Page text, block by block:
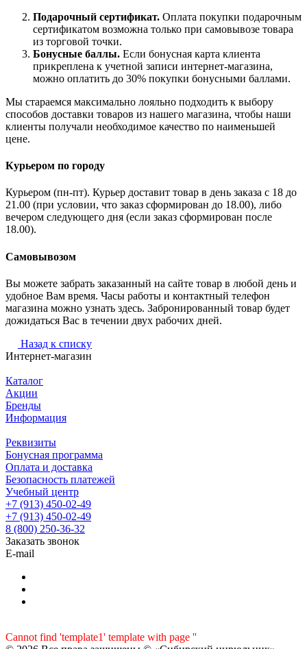
Подарочный сертификат. Оплата покупки подарочным
сертификатом возможна только при самовывозе товара
из торговой точки.
Бонусные баллы. Если бонусная карта клиента
прикреплена к учетной записи интернет-магазина,
можно оплатить до 30% покупки бонусными баллами.
Мы стараемся максимально лояльно подходить к выбору
способов доставки товаров из нашего магазина, чтобы наши
клиенты получали необходимое качество по наименьшей
цене.
Курьером по городу
Курьером (пн-пт). Курьер доставит товар в день заказа с 18 до
21.00 (при условии, что заказ сформирован до 18.00), либо
вечером следующего дня (если заказ сформирован после
18.00).
Самовывозом
Вы можете забрать заказанный на сайте товар в любой день и
удобное Вам время. Часы работы и контактный телефон
магазина можно узнать здесь. Забронированный товар будет
дожидаться Вас в течении двух рабочих дней.
Назад к списку
Интернет-магазин
Каталог
Акции
Бренды
Информация
Реквизиты
Бонусная программа
Оплата и доставка
Безопасность платежей
Учебный центр
+7 (913) 450-02-49
+7 (913) 450-02-49
8 (800) 250-36-32
Заказать звонок
E-mail
Cannot find 'template1' template with page ''